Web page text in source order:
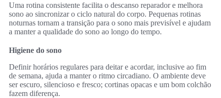
Uma rotina consistente facilita o descanso reparador e melhora
sono ao sincronizar o ciclo natural do corpo. Pequenas rotinas
noturnas tornam a transição para o sono mais previsível e ajudam
a manter a qualidade do sono ao longo do tempo.
Higiene do sono
Definir horários regulares para deitar e acordar, inclusive ao fim
de semana, ajuda a manter o ritmo circadiano. O ambiente deve
ser escuro, silencioso e fresco; cortinas opacas e um bom colchão
fazem diferença.